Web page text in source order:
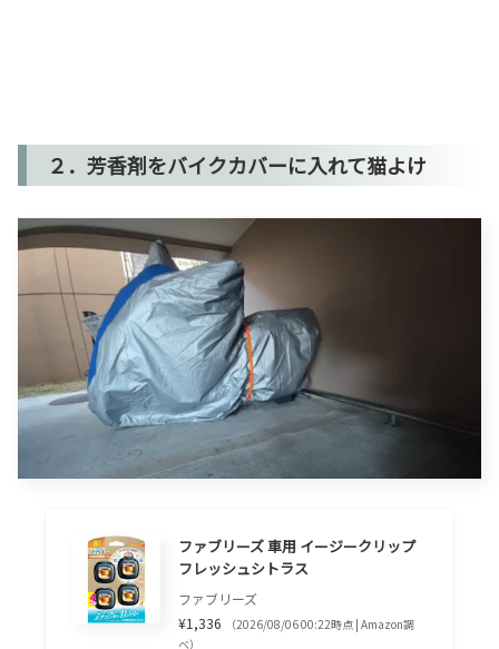
２．芳香剤をバイクカバーに入れて猫よけ
ファブリーズ 車用 イージークリップ
フレッシュシトラス
ファブリーズ
¥1,336
（2026/08/06 00:22時点 | Amazon調
べ）